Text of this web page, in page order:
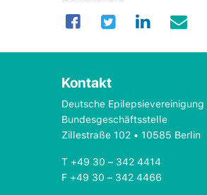
Kontakt
Deutsche Epilepsievereinigung
Bundesgeschäftsstelle
Zillestraße 102 • 10585 Berlin
T +49 30 – 342 4414
F +49 30 – 342 4466